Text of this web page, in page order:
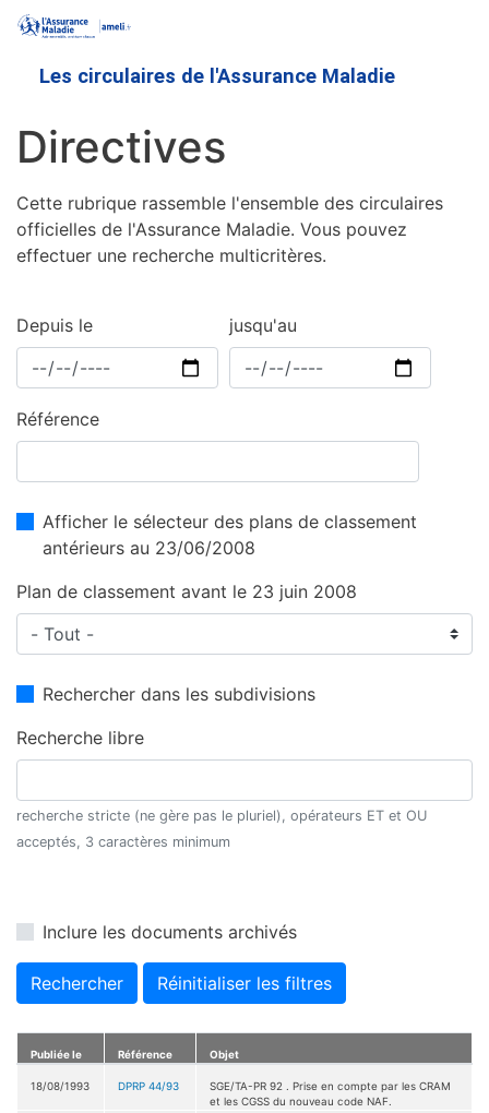
contenu
Les circulaires de l'Assurance Maladie
Directives
Cette rubrique rassemble l'ensemble des circulaires
officielles de l'Assurance Maladie. Vous pouvez
effectuer une recherche multicritères.
Depuis le jusqu'au
Référence
Afficher le sélecteur des plans de classement
antérieurs au 23/06/2008
Plan de classement avant le 23 juin 2008
Rechercher dans les subdivisions
Recherche libre
recherche stricte (ne gère pas le pluriel), opérateurs ET et OU
acceptés, 3 caractères minimum
Inclure les documents archivés
Rechercher Réinitialiser les filtres
Publiée le Référence Objet
18/08/1993 DPRP 44/93
SGE/TA-PR 92 . Prise en compte par les CRAM
et les CGSS du nouveau code NAF.